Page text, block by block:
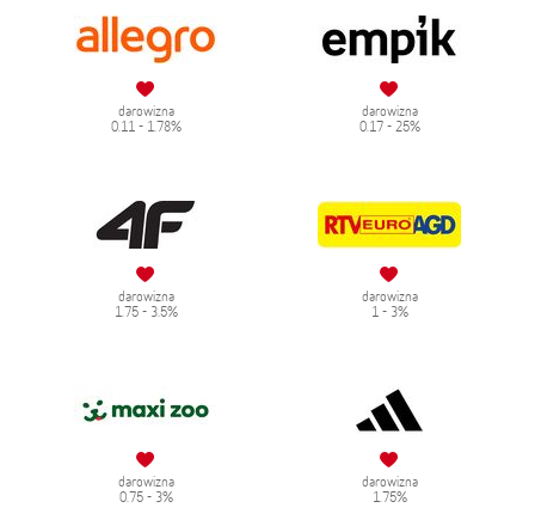
darowizna
0.11 - 1.78%
darowizna
0.17 - 25%
darowizna
1.75 - 3.5%
darowizna
1 - 3%
darowizna
0.75 - 3%
darowizna
1.75%